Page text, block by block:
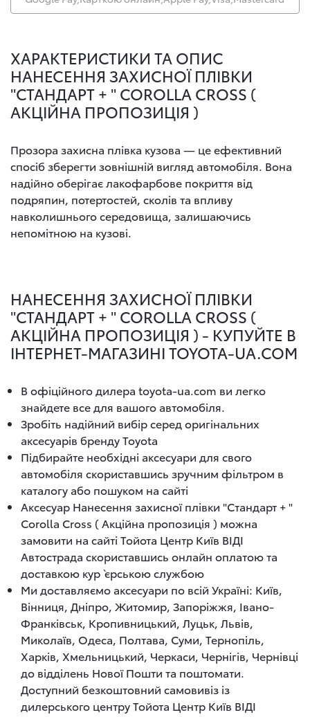
ХАРАКТЕРИСТИКИ ТА ОПИС
НАНЕСЕННЯ ЗАХИСНОЇ ПЛІВКИ
"СТАНДАРТ + " COROLLA CROSS (
АКЦІЙНА ПРОПОЗИЦІЯ )
Прозора захисна плівка кузова — це ефективний
спосіб зберегти зовнішній вигляд автомобіля. Вона
надійно оберігає лакофарбове покриття від
подряпин, потертостей, сколів та впливу
навколишнього середовища, залишаючись
непомітною на кузові.
НАНЕСЕННЯ ЗАХИСНОЇ ПЛІВКИ
"СТАНДАРТ + " COROLLA CROSS (
АКЦІЙНА ПРОПОЗИЦІЯ ) - КУПУЙТЕ В
ІНТЕРНЕТ-МАГАЗИНІ TOYOTA-UA.COM
В офіційного дилера toyota-ua.com ви легко
знайдете все для вашого автомобіля.
Зробіть надійний вибір серед оригінальних
аксесуарів бренду Toyota
Підбирайте необхідні аксесуари для свого
автомобіля скориставшись зручним фільтром в
каталогу або пошуком на сайті
Аксесуар Нанесення захисної плівки "Стандарт + "
Corolla Cross ( Акційна пропозиція ) можна
замовити на сайті Тойота Центр Київ ВІДІ
Автострада скориставшись онлайн оплатою та
доставкою кур`єрською службою
Ми доставляємо аксесуари по всій Україні: Київ,
Вінниця, Дніпро, Житомир, Запоріжжя, Івано-
Франківськ, Кропивницький, Луцьк, Львів,
Миколаїв, Одеса, Полтава, Суми, Тернопіль,
Харків, Хмельницький, Черкаси, Чернігів, Чернівці
до відділень Нової Пошти та поштомати.
Доступний безкоштовний самовивіз із
дилерського центру Тойота Центр Київ ВІДІ